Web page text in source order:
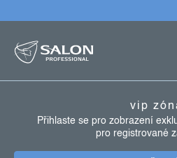
vip
Přihlaste se pro zobrazení
pro registrované